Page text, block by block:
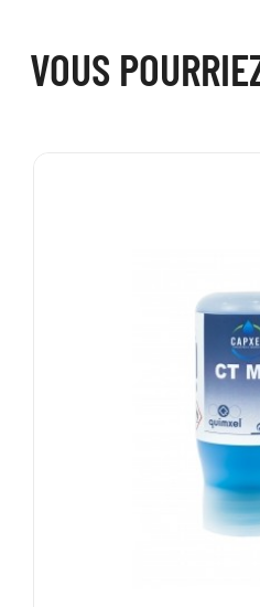
VOUS